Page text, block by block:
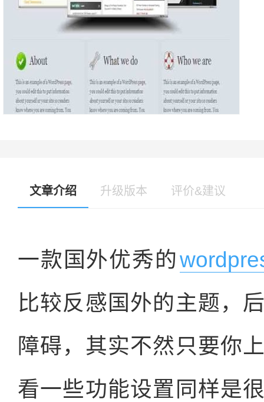
文章介绍 升级版本 评价&建议
一款国外优秀的
比较反感国外的主题，
障碍，其实不然只要你
看一些功能设置同样是